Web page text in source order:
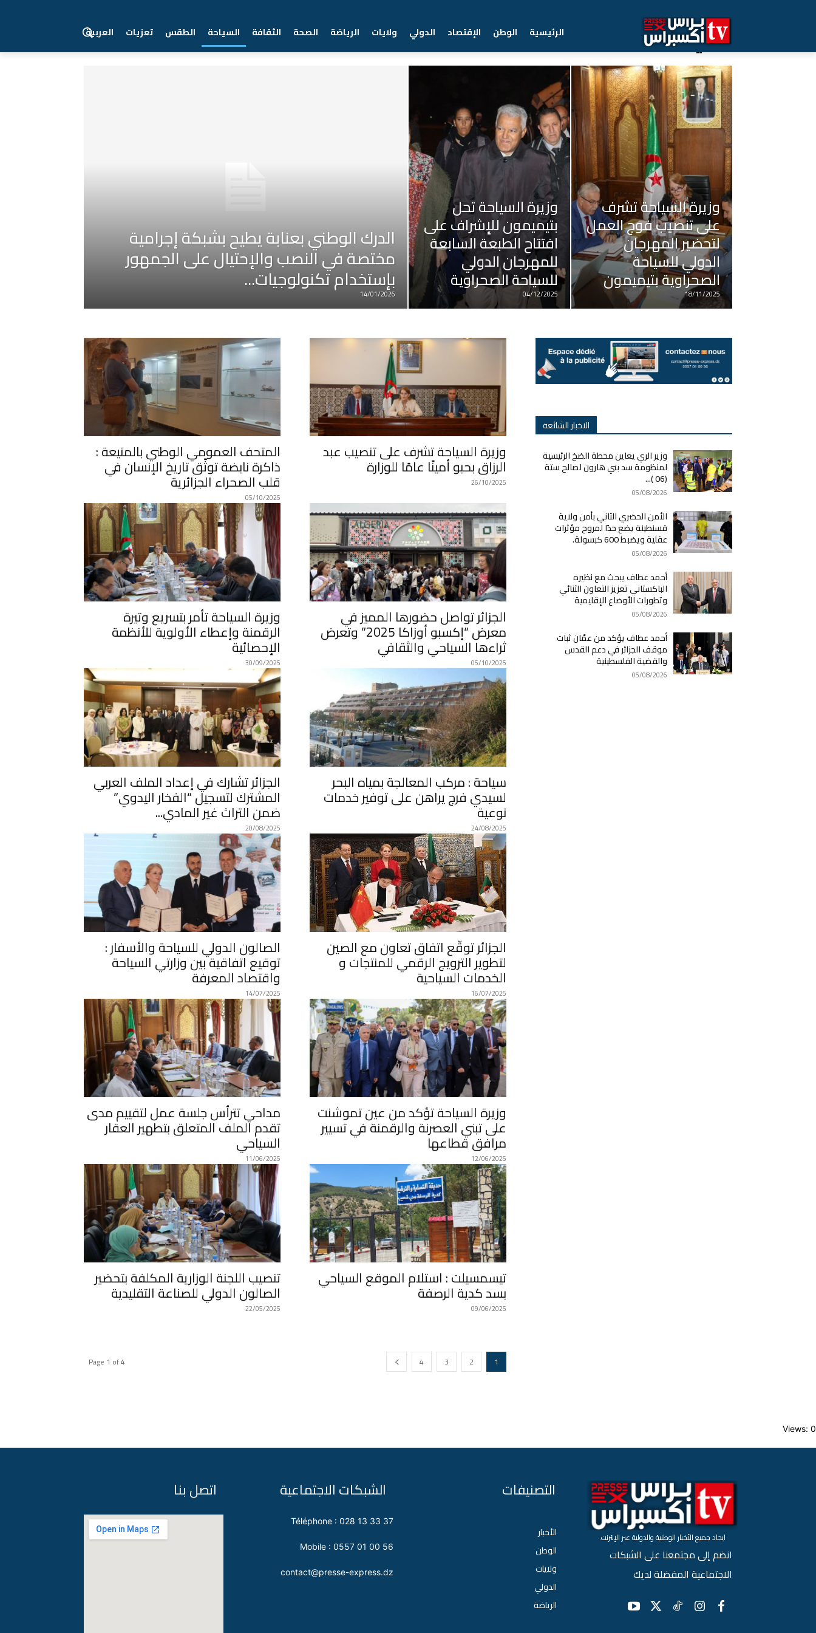
الرئيسية الوطن الإقتصاد الدولي ولايات الرياضة الصحة الثقافة السياحة الطقس تعزيات العربية
Home السياحة
السياحة
الدرك الوطني بعنابة يطيح بشبكة إجرامية
مختصة في النصب والإحتيال على الجمهور
بإستخدام تكنولوجيات...
14/01/2026
وزيرة السياحة تحل
بتيميمون للإشراف على
افتتاح الطبعة السابعة
للمهرجان الدولي
للسياحة الصحراوية
04/12/2025
وزيرة السياحة تشرف
على تنصيب فوج العمل
لتحضير المهرجان
الدولي للسياحة
الصحراوية بتيميمون
18/11/2025
وزيرة السياحة تشرف على تنصيب عبد
الرزاق بحبو أمينًا عامًا للوزارة
26/10/2025
المتحف العمومي الوطني بالمنيعة :
ذاكرة نابضة توثّق تاريخ الإنسان في
قلب الصحراء الجزائرية
05/10/2025
الجزائر تواصل حضورها المميز في
معرض “إكسبو أوزاكا 2025” وتعرض
ثراءها السياحي والثقافي
05/10/2025
وزيرة السياحة تأمر بتسريع وتيرة
الرقمنة وإعطاء الأولوية للأنظمة
الإحصائية
30/09/2025
سياحة : مركب المعالجة بمياه البحر
لسيدي فرج يراهن على توفير خدمات
نوعية
24/08/2025
الجزائر تشارك في إعداد الملف العربي
المشترك لتسجيل “الفخار اليدوي”
ضمن التراث غير المادي...
20/08/2025
الجزائر توقّع اتفاق تعاون مع الصين
لتطوير الترويج الرقمي للمنتجات و
الخدمات السياحية
16/07/2025
الصالون الدولي للسياحة والأسفار :
توقيع اتفاقية بين وزارتي السياحة
واقتصاد المعرفة
14/07/2025
وزيرة السياحة تؤكد من عين تموشنت
على تبني العصرنة والرقمنة في تسيير
مرافق قطاعها
12/06/2025
مداحي تترأس جلسة عمل لتقييم مدى
تقدم الملف المتعلق بتطهير العقار
السياحي
11/06/2025
تيسمسيلت : استلام الموقع السياحي
بسد كدية الرصفة
09/06/2025
تنصيب اللجنة الوزارية المكلفة بتحضير
الصالون الدولي للصناعة التقليدية
22/05/2025
1
2
3
4
Page 1 of 4
الاخبار الشائعة
وزير الري يعاين محطة الضخ الرئيسية
لمنظومة سد بني هارون لصالح ستة
(06 )...
05/08/2026
الأمن الحضري الثاني بأمن ولاية
قسنطينة يضع حدًا لمروج مؤثرات
عقلية ويضبط 600 كبسولة.
05/08/2026
أحمد عطاف يبحث مع نظيره
الباكستاني تعزيز التعاون الثنائي
وتطورات الأوضاع الإقليمية
05/08/2026
أحمد عطاف يؤكد من عمّان ثبات
موقف الجزائر في دعم القدس
والقضية الفلسطينية
05/08/2026
Views: 0
اتصل بنا الشبكات الاجتماعية
Téléphone : 028 13 33 37
Mobile : 0557 01 00 56
contact@presse-express.dz
التصنيفات
الأخبار
الوطن
ولايات
الدولي
الرياضة
ايجاد جميع الأخبار الوطنية والدولية عبر الإنترنت.
انضم إلى مجتمعنا على الشبكات
الاجتماعية المفضلة لديك